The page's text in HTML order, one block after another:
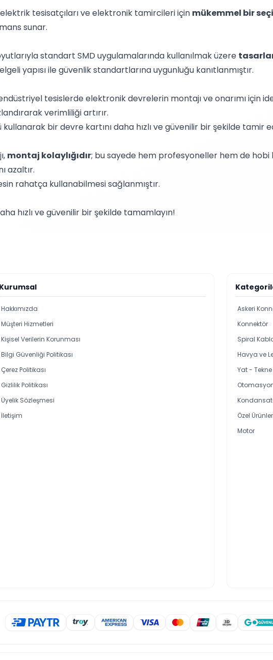
elektrik tesisatçıları ve elektronik tamircileri için mükemmel bir
sunar.
standart SMD uygulamalarında kullanılmak üzere
yapısı ile güvenlik standartlarına uygunluğu kanıtlanmıştır.
tesislerde elektronik devrelerin montajı ve onarımı için
verimliliği artırır.
bir devre kartını daha hızlı ve güvenilir bir şekilde tamir
montaj kolaylığıdır; bu sayede hem profesyoneller hem de hobi
azaltır.
rahatça kullanabilmesi sağlanmıştır.
hızlı ve güvenilir bir şekilde tamamlayın!
Kurumsal
Hakkımızda
Müşteri Hizmetleri
Kişisel Verilerin Korunması
Bilgi Güvenliği Politikası
Çerez Politikası
Gizlilik Politikası
Üyelik Sözleşmesi
İletişim
Askeri
Konnektör
Spiral
Havya ve
Yat -
Özel Ürünler
Motor